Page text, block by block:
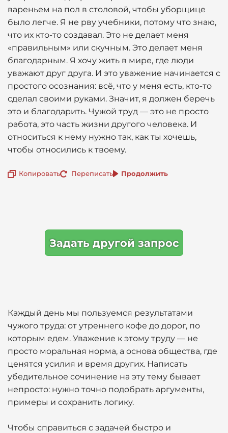
вареньем на пол в столовой, чтобы уборщице
было легче. Я не рву учебники, потому что знаю,
что их кто-то создавал. Это не делает меня
«правильным» или скучным. Это делает меня
благодарным. Я хочу жить в мире, где люди
уважают друг друга. И это уважение начинается с
простого осознания: всё, что у меня есть, кто-то
сделал своими руками. Значит, я должен беречь
это и благодарить. Чужой труд — это не просто
работа, это часть жизни другого человека. И
относиться к нему нужно так, как ты хочешь,
чтобы относились к твоему.
Копировать Переписать Продолжить
Задать другой запрос
Каждый день мы пользуемся результатами
чужого труда: от утреннего кофе до дорог, по
которым едем. Уважение к этому труду — не
просто моральная норма, а основа общества, где
ценятся усилия и время других. Написать
убедительное сочинение на эту тему бывает
непросто: нужно точно подобрать аргументы,
примеры и сохранить логику.
Чтобы справиться с задачей быстро и